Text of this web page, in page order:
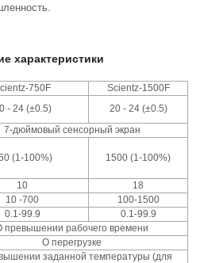
характеристики
750F
Scientz-1500F
- 24 (±0.5)
20 - 24 (±0.5)
7-дюймовый сенсорный экран
(1-100%) 1500 (1-100%)
10
18
10 -700
100-1500
0.1-99.9 0.1-99.9
превышении рабочего времени
О перегрузке
заданной температуры (для